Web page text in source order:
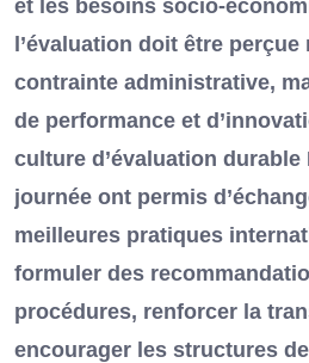
et les besoins socio-
l’évaluation doit être perçue
contrainte administrative,
de performance et
culture d’évaluation durable
journée ont permis
meilleures pratiques
formuler des
procédures, renforcer la
encourager les structures